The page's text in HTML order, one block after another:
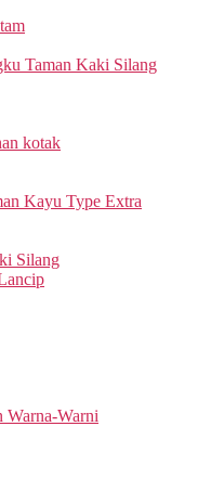
Taman Kaki Silang
kotak
Kayu Type Extra
Silang
Warna-Warni